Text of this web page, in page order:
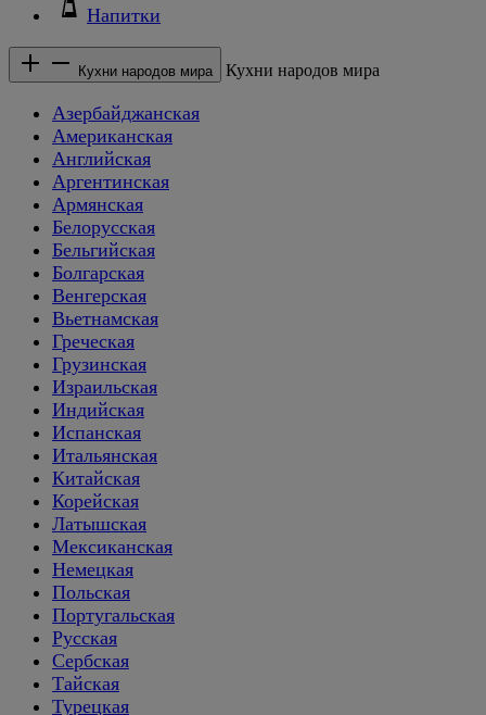
Напитки
Кухни народов мира Кухни народов мира
Азербайджанская
Американская
Английская
Аргентинская
Армянская
Белорусская
Бельгийская
Болгарская
Венгерская
Вьетнамская
Греческая
Грузинская
Израильская
Индийская
Испанская
Итальянская
Китайская
Корейская
Латышская
Мексиканская
Немецкая
Польская
Португальская
Русская
Сербская
Тайская
Турецкая